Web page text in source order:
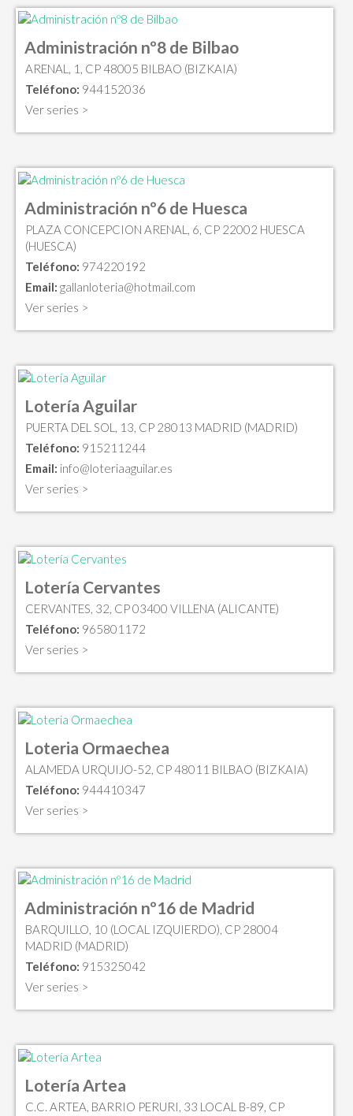
Administración nº8 de Bilbao
ARENAL, 1, CP 48005 BILBAO (BIZKAIA)
Teléfono: 944152036
Ver series >
Administración nº6 de Huesca
PLAZA CONCEPCION ARENAL, 6, CP 22002 HUESCA
(HUESCA)
Teléfono: 974220192
Email: gallanloteria@hotmail.com
Ver series >
Lotería Aguilar
PUERTA DEL SOL, 13, CP 28013 MADRID (MADRID)
Teléfono: 915211244
Email: info@loteriaaguilar.es
Ver series >
Lotería Cervantes
CERVANTES, 32, CP 03400 VILLENA (ALICANTE)
Teléfono: 965801172
Ver series >
Loteria Ormaechea
ALAMEDA URQUIJO-52, CP 48011 BILBAO (BIZKAIA)
Teléfono: 944410347
Ver series >
Administración nº16 de Madrid
BARQUILLO, 10 (LOCAL IZQUIERDO), CP 28004
MADRID (MADRID)
Teléfono: 915325042
Ver series >
Lotería Artea
C.C. ARTEA, BARRIO PERURI, 33 LOCAL B-89, CP